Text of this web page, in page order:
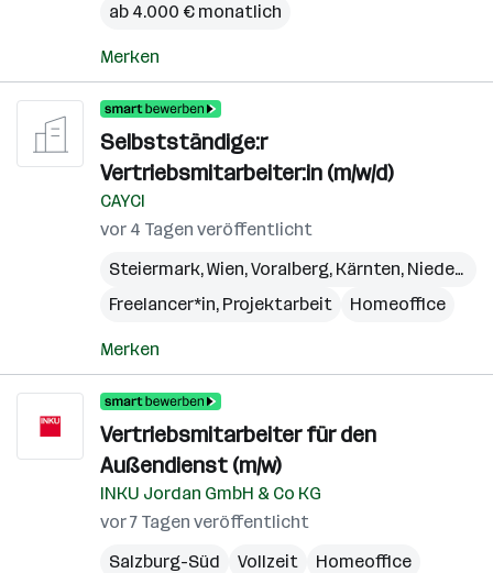
ab 4.000 € monatlich
Merken
Selbstständige:r
Vertriebsmitarbeiter:in (m/w/d)
CAYCI
vor 4 Tagen veröffentlicht
Steiermark,Wien,Voralberg, Kärnten, Niederösterreich
Freelancer*in, Projektarbeit
Homeoffice
Merken
Vertriebsmitarbeiter für den
Außendienst (m/w)
INKU Jordan GmbH & Co KG
vor 7 Tagen veröffentlicht
Salzburg-Süd
Vollzeit
Homeoffice